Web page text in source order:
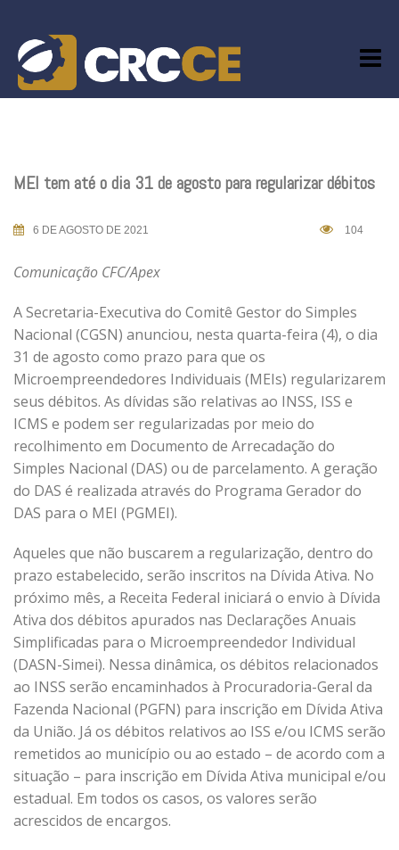
content
MEI tem até o dia 31 de agosto para regularizar débitos
6 DE AGOSTO DE 2021 104
Comunicação CFC/Apex
A Secretaria-Executiva do Comitê Gestor do Simples
Nacional (CGSN) anunciou, nesta quarta-feira (4), o dia
31 de agosto como prazo para que os
Microempreendedores Individuais (MEIs) regularizarem
seus débitos. As dívidas são relativas ao INSS, ISS e
ICMS e podem ser regularizadas por meio do
recolhimento em Documento de Arrecadação do
Simples Nacional (DAS) ou de parcelamento. A geração
do DAS é realizada através do Programa Gerador do
DAS para o MEI (PGMEI).
Aqueles que não buscarem a regularização, dentro do
prazo estabelecido, serão inscritos na Dívida Ativa. No
próximo mês, a Receita Federal iniciará o envio à Dívida
Ativa dos débitos apurados nas Declarações Anuais
Simplificadas para o Microempreendedor Individual
(DASN-Simei). Nessa dinâmica, os débitos relacionados
ao INSS serão encaminhados à Procuradoria-Geral da
Fazenda Nacional (PGFN) para inscrição em Dívida Ativa
da União. Já os débitos relativos ao ISS e/ou ICMS serão
remetidos ao município ou ao estado – de acordo com a
situação – para inscrição em Dívida Ativa municipal e/ou
estadual. Em todos os casos, os valores serão
acrescidos de encargos.